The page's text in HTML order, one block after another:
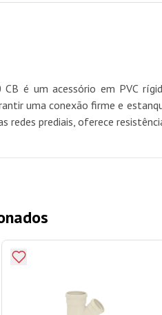
CB é um acessório em PVC
uma conexão firme e
redes prediais, oferece